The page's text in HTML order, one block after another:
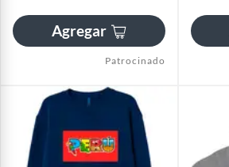
Agregar
Patrocinado